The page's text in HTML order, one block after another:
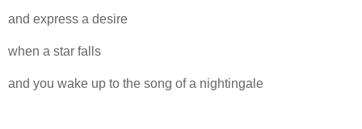
and express a desire
when a star falls
and you wake up to the song of a nightingale